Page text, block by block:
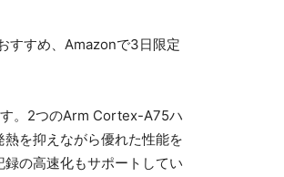
。2つのArm Cortex-A75ハ
を抑えながら優れた性能を
の高速化もサポートしてい